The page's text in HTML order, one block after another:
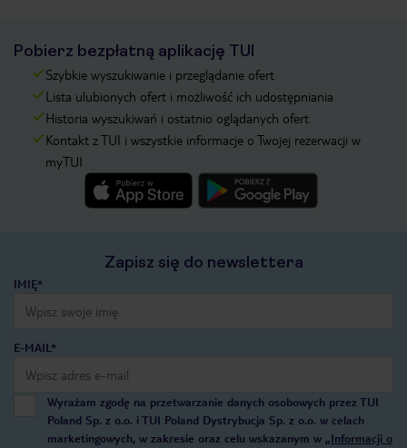
Pobierz bezpłatną aplikację TUI
Szybkie wyszukiwanie i przeglądanie ofert
Lista ulubionych ofert i możliwość ich udostępniania
Historia wyszukiwań i ostatnio oglądanych ofert
Kontakt z TUI i wszystkie informacje o Twojej rezerwacji w
myTUI
Zapisz się do newslettera
IMIĘ*
E-MAIL*
Wyrażam zgodę na przetwarzanie danych osobowych przez TUI
Poland Sp. z o.o. i TUI Poland Dystrybucja Sp. z o.o. w celach
marketingowych, w zakresie oraz celu wskazanym w „Informacji o